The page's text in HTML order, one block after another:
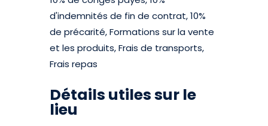
d'indemnités de fin de contrat, 10%
de précarité, Formations sur la vente
et les produits, Frais de transports,
Frais repas
Détails utiles sur le
lieu